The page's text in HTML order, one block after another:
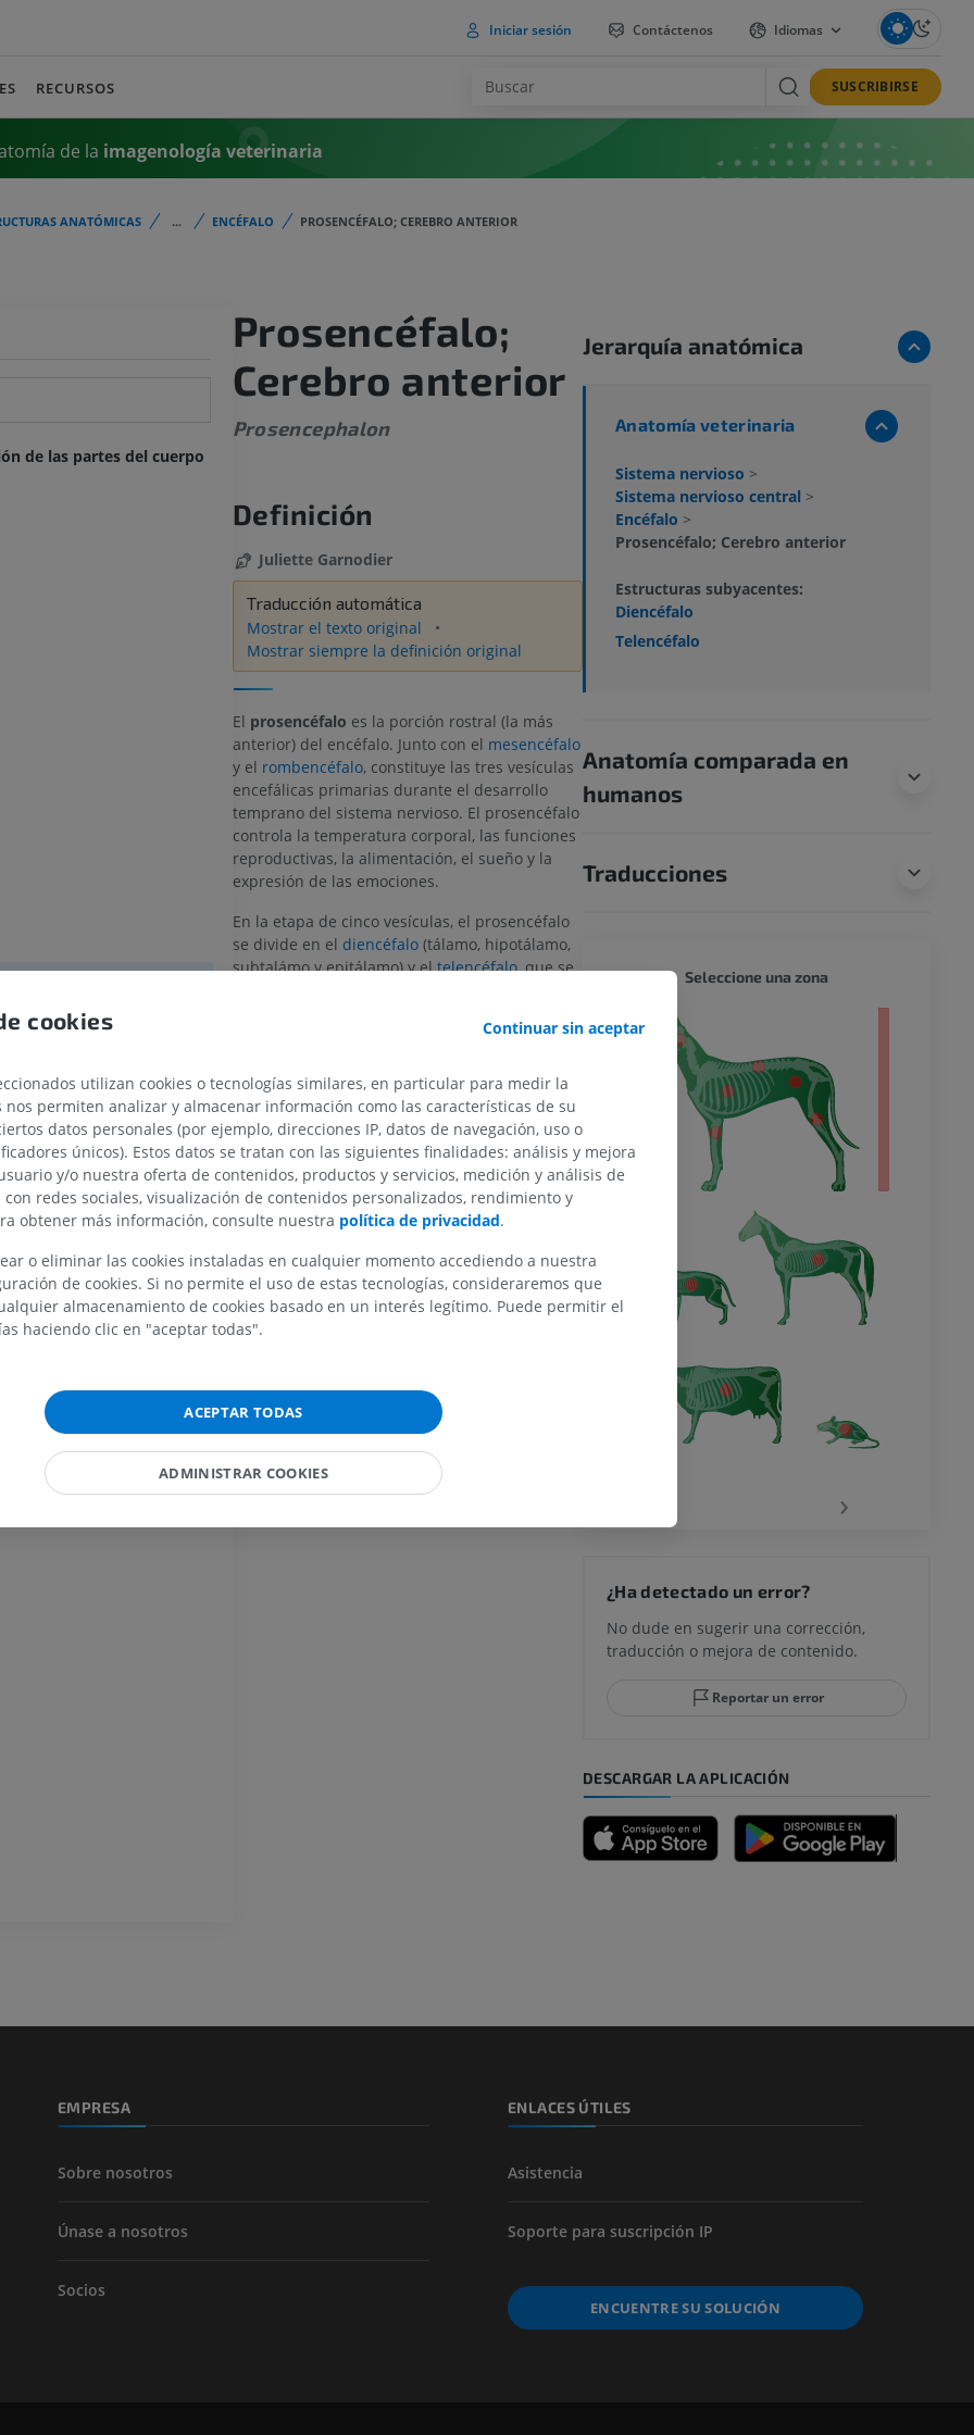
Iniciar sesión Contáctenos Idiomas
RECURSOS SUSCRIBIRSE
de la imagenología veterinaria
ANATÓMICAS ... ENCÉFALO PROSENCÉFALO; CEREBRO ANTERIOR
de las partes del cuerpo
Prosencéfalo;
Cerebro anterior
Prosencephalon
Definición
Juliette Garnodier
Traducción automática
Mostrar el texto original
Mostrar siempre la definición original
El prosencéfalo es la porción rostral (la más
anterior) del encéfalo. Junto con el mesencéfalo
y el rombencéfalo, constituye las tres vesículas
encefálicas primarias durante el desarrollo
temprano del sistema nervioso. El prosencéfalo
controla la temperatura corporal, las funciones
reproductivas, la alimentación, el sueño y la
expresión de las emociones.
En la etapa de cinco vesículas, el prosencéfalo
se divide en el diencéfalo(tálamo, hipotálamo,
subtalámo y epitálamo) y eltelencéfalo, que se
sustancia blanca subyacente y los ganglios
N.B.: En humanos, la definición de cerebro de
la última edición de la Terminologia Anatomica
(TA2, 2019) incluye el diencéfalo junto con el
telencéfalo. En este caso, «cerebro» es, por lo
tanto, sinónimo de «prosencéfalo».
REPORTAR
Evans HE, de Lahunta A. Miller’s anatomy of the dog,
4th edition, Elsevier Saunders, St Louis, 2012.
Jerarquía anatómica
Anatomía veterinaria
Sistema nervioso >
Sistema nervioso central >
Encéfalo >
Prosencéfalo; Cerebro anterior
Estructuras subyacentes:
Diencéfalo
Telencéfalo
Anatomía comparada en
humanos
Traducciones
Caballo - Osteología
Caballo - Osteología
Radiografía
GRATIS
Caballo - carpo
TAC
PREMIUM
Caballo – Miología
Caballo - Dedo
IRM
RATÓN
Ratón - Cuerpo entero
Seleccione una zona
›
¿Ha detectado un error?
No dude en sugerir una corrección,
traducción o mejora de contenido.
Reportar un error
DESCARGAR LA APLICACIÓN
EMPRESA
Sobre nosotros
Únase a nosotros
Socios
ENLACES ÚTILES
Asistencia
Soporte para suscripción IP
ENCUENTRE SU SOLUCIÓN
cookies Continuar sin aceptar
utilizan cookies o tecnologías similares, en particular para medir la
nos permiten analizar y almacenar información como las características de su
datos personales (por ejemplo, direcciones IP, datos de navegación, uso o
únicos). Estos datos se tratan con las siguientes finalidades: análisis y mejora
y/o nuestra oferta de contenidos, productos y servicios, medición y análisis de
redes sociales, visualización de contenidos personalizados, rendimiento y
obtener más información, consulte nuestra política de privacidad.
o eliminar las cookies instaladas en cualquier momento accediendo a nuestra
de cookies. Si no permite el uso de estas tecnologías, consideraremos que
almacenamiento de cookies basado en un interés legítimo. Puede permitir el
haciendo clic en "aceptar todas".
ACEPTAR TODAS
ADMINISTRAR COOKIES